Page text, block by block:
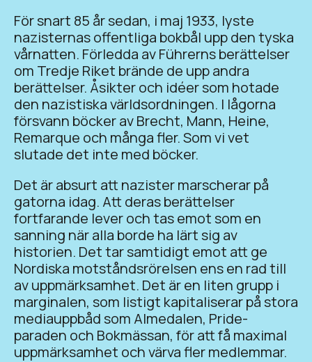
För snart 85 år sedan, i maj 1933, lyste
nazisternas offentliga bokbål upp den tyska
vårnatten. Förledda av Führerns berättelser
om Tredje Riket brände de upp andra
berättelser. Åsikter och idéer som hotade
den nazistiska världsordningen. I lågorna
försvann böcker av Brecht, Mann, Heine,
Remarque och många fler. Som vi vet
slutade det inte med böcker.
Det är absurt att nazister marscherar på
gatorna idag. Att deras berättelser
fortfarande lever och tas emot som en
sanning när alla borde ha lärt sig av
historien. Det tar samtidigt emot att ge
Nordiska motståndsrörelsen ens en rad till
av uppmärksamhet. Det är en liten grupp i
marginalen, som listigt kapitaliserar på stora
mediauppbåd som Almedalen, Pride-
paraden och Bokmässan, för att få maximal
uppmärksamhet och värva fler medlemmar.